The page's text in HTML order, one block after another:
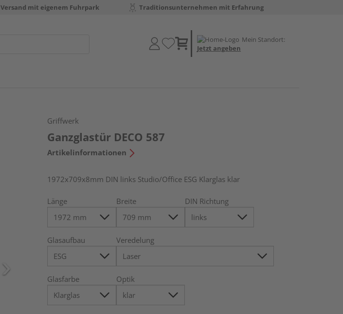
Versand mit eigenem Fuhrpark Traditionsunternehmen mit Erfahrung
Mein Standort:
Jetzt angeben
Griffwerk
Ganzglastür DECO 587
Artikelinformationen
1972x709x8mm DIN links Studio/Office ESG Klarglas klar
Länge Breite DIN Richtung
Glasaufbau Veredelung
Glasfarbe Optik